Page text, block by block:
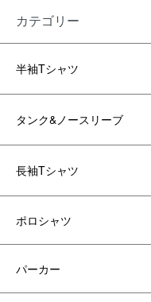
カテゴリー
半袖Tシャツ
タンク&ノースリーブ
長袖Tシャツ
ポロシャツ
パーカー